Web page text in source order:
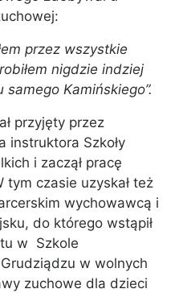
przez wszystkie
nigdzie indziej
Kamińskiego”.
przyjęty przez
instruktora Szkoły
i zaczął pracę
tym czasie uzyskał też
wychowawcą i
do którego wstąpił
w Szkole
w wolnych
zuchowe dla dzieci